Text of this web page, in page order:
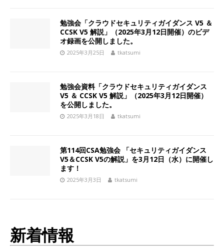
勉強会「クラウドセキュリティガイダンス V5 ＆
CCSK V5 解説」（2025年3月12日開催）のビデ
オ録画を公開しました。
2025年3月25日 tkatsumi
勉強会資料「クラウドセキュリティガイダンス
V5 ＆ CCSK V5 解説」（2025年3月12日開催）
を公開しました。
2025年3月18日 tkatsumi
第114回CSA勉強会 「セキュリティガイダンス
V5＆CCSK V5の解説」を3月12日（水）に開催し
ます！
2025年3月3日 tkatsumi
新着情報